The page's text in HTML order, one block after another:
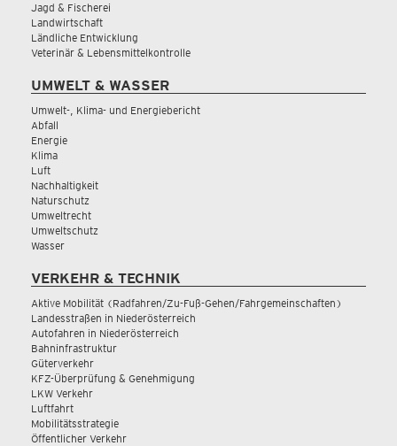
Jagd & Fischerei
Landwirtschaft
Ländliche Entwicklung
Veterinär & Lebensmittelkontrolle
UMWELT & WASSER
Umwelt-, Klima- und Energiebericht
Abfall
Energie
Klima
Luft
Nachhaltigkeit
Naturschutz
Umweltrecht
Umweltschutz
Wasser
VERKEHR & TECHNIK
Aktive Mobilität (Radfahren/Zu-Fuß-Gehen/Fahrgemeinschaften)
Landesstraßen in Niederösterreich
Autofahren in Niederösterreich
Bahninfrastruktur
Güterverkehr
KFZ-Überprüfung & Genehmigung
LKW Verkehr
Luftfahrt
Mobilitätsstrategie
Öffentlicher Verkehr